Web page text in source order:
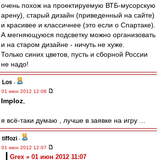
очень похож на проектируемую ВТБ-мусорскую
арену), старый дизайн (приведенный на сайте)
и красивее и классичнее (это если о Спартаке).
А мегняющуюся подсветку можно организовать
и на старом дизайне - ничуть не хуже.
Только синих цветов, пусть и сборной России
не надо!
Los -
01 июн 2012 12:08
Imploz
я всё-таки думаю , лучше в заявке на игру ...
tiffozi -
01 июн 2012 12:07
Grex » 01 июн 2012 11:07